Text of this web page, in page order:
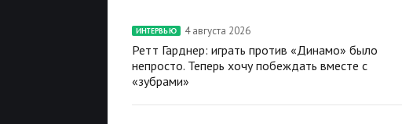
ИНТЕРВЬЮ 4 августа 2026
Ретт Гарднер: играть против «Динамо» было
непросто. Теперь хочу побеждать вместе с
«зубрами»